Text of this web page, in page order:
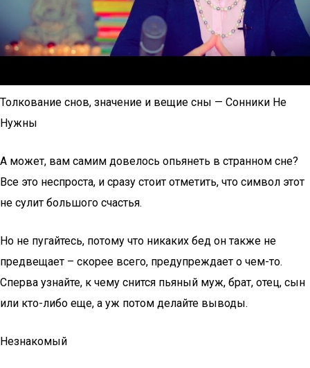
Толкование снов, значение и вещие сны — Сонники Не
Нужны
А может, вам самим довелось опьянеть в странном сне?
Все это неспроста, и сразу стоит отметить, что символ этот
не сулит большого счастья.
Но не пугайтесь, потому что никаких бед он также не
предвещает – скорее всего, предупреждает о чем-то.
Сперва узнайте, к чему снится пьяный муж, брат, отец, сын
или кто-либо еще, а уж потом делайте выводы.
Незнакомый